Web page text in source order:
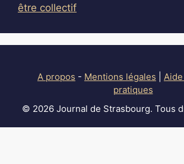
être collectif
A propos - Mentions légales
pratiques
© 2026 Journal de Strasbourg. Tous